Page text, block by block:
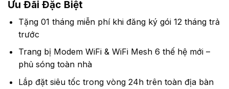
Ưu Đãi Đặc Biệt
Tặng 01 tháng miễn phí khi đăng ký gói 12 tháng trả
trước
Trang bị Modem WiFi & WiFi Mesh 6 thế hệ mới –
phủ sóng toàn nhà
Lắp đặt siêu tốc trong vòng 24h trên toàn địa bàn